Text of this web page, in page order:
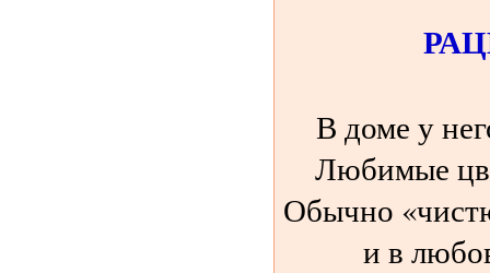
В доме у
Любимые
Обычно
и в